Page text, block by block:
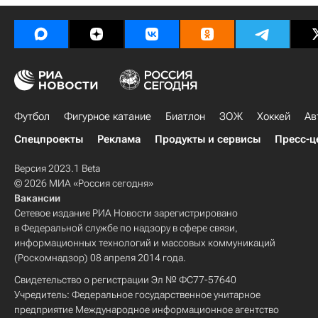
Футбол Фигурное катание Биатлон ЗОЖ Хоккей
Спецпроекты
Реклама Продукты и сервисы Пресс-
Версия 2023.1 Beta
© 2026 МИА «Россия сегодня»
Вакансии
Сетевое издание РИА Новости зарегистрировано
в Федеральной службе по надзору в сфере связи,
информационных технологий и массовых коммуникаций
(Роскомнадзор) 08 апреля 2014 года.
Свидетельство о регистрации Эл № ФС77-57640
Учредитель: Федеральное государственное унитарное
предприятие Международное информационное агентство